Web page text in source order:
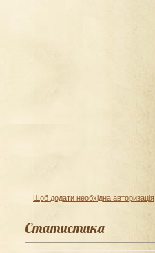
Щоб додати необхідна авторизація
Статистика